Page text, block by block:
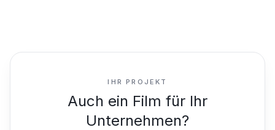
IHR PROJEKT
Auch ein Film für Ihr
Unternehmen?